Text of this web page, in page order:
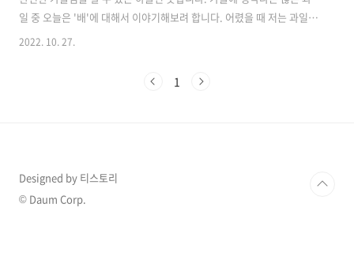
일 중 오늘은 '배'에 대해서 이야기해보려 합니다. 어렸을 때 저는 과일
배(pear)가 우리 신체에 있는 배(abdomen)를 닮아 배라고 이름이 붙여
이 아니라 동양과 서양이 다르다는 사실에 충격을 받았던 기억이 있습니
2022. 10. 27.
1
Designed by 티스토리
© Daum Corp.